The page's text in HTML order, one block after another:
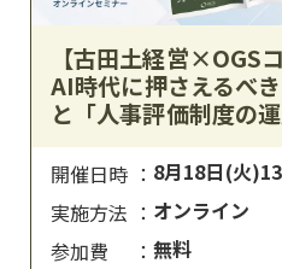
【古田土経営×OGS
AI時代に押さえるべ
と「人事評価制度の運
開催日時
8月18日(火
実施方法
オンライン
参加費
無料